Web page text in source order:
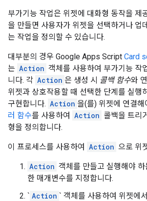
부가기능 작업은 위젯에 대화형 동작을 제
을 만들면 사용자가 위젯을 선택하거나 업
는 작업을 정의할 수 있습니다.
대부분의 경우 Google Apps Script Card
는 Action 객체를 사용하여 부가기능 작
니다. 각 Action 은 생성 시 콜백 함수와
위젯과 상호작용할 때 선택한 단계를 실행
구현합니다. Action 을(를) 위젯에 연결해
러 함수를 사용하여 Action 콜백을 트리
형을 정의합니다.
이 프로세스를 사용하여 Action 으로 위
Action 객체를 만들고 실행해야
한 매개변수를 지정합니다.
` Action ` 객체를 사용하여 위젯에